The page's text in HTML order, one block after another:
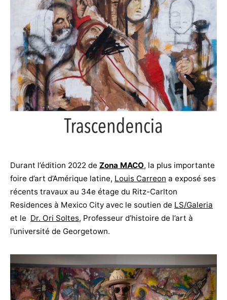
Durant l’édition 2022 de Zona MACO, la plus importante
foire d’art d’Amérique latine, Louis Carreon a exposé ses
récents travaux au 34e étage du Ritz-Carlton
Residences à Mexico City avec le soutien de LS/Galeria
et le Dr. Ori Soltes, Professeur d’histoire de l’art à
l’université de Georgetown.